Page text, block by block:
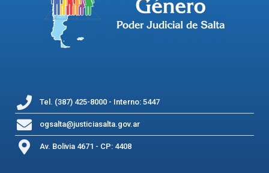
Tel. (387) 425-8000 - Interno: 5447
ogsalta@justiciasalta.gov.ar
Av. Bolivia 4671 - CP: 4408